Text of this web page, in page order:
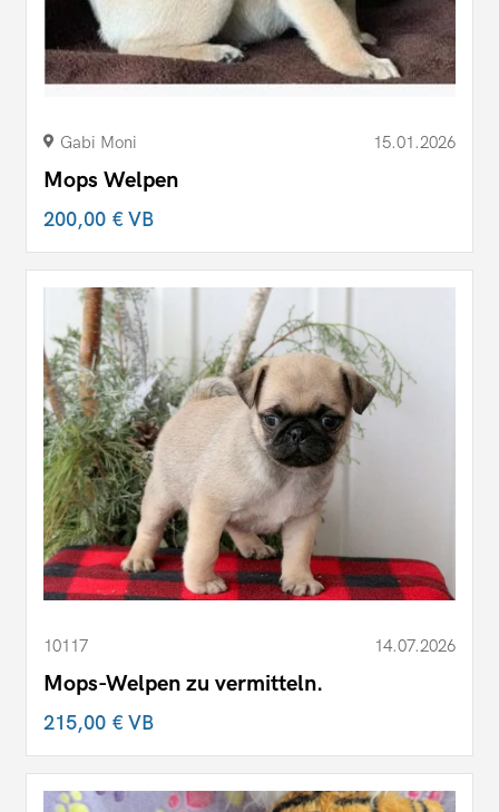
Gabi Moni 15.01.2026
Mops Welpen
200,00 €VB
10117 14.07.2026
Mops-Welpen zu vermitteln.
215,00 €VB